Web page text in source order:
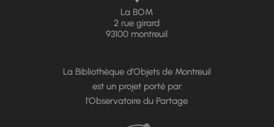
La BOM
2 rue girard
93100 montreuil
La Bibliothèque d’Objets de Montreuil
est un projet porté par
l’Observatoire du Partage